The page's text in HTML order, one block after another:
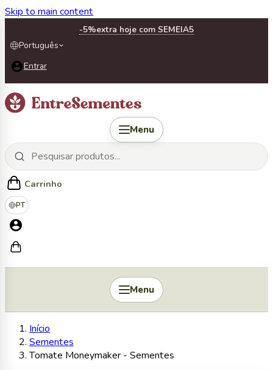
Skip to main content
-5%extra hoje com SEMEIA5
Português
Entrar
Menu
Carrinho
PT
Menu
Início
Sementes
Tomate Moneymaker - Sementes